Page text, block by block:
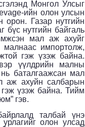
Монгол Улсыг
-ийн олон улсын
Газар нутгийн
бүс нутгийн байгаль
мал аж ахуйг
импортолж,
гэж үзэж байна.
үүлдрийн малны
баталгаажсан мал
аж ахуйн салбарын
үзэж байна. Тийм
гэв.
талбай үнэ
олон улсад